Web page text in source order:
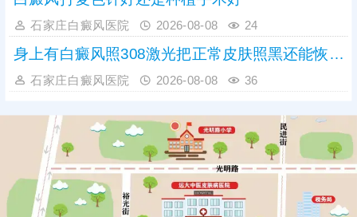
石家庄白癜风医院 2026-08-08 24
身上有白癜风照308激光把正常皮肤照黑还能恢复吗
石家庄白癜风医院 2026-08-08 36